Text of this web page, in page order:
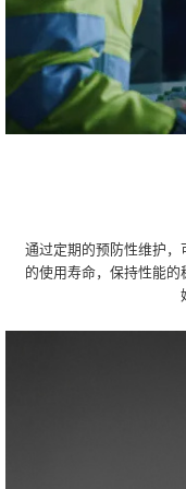
通过定期的预防性维护
的使用寿命，保持性能